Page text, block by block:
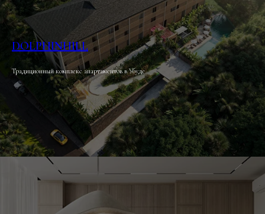
DOLPHINHILL
Традиционный комплекс апартаментов в Убуде